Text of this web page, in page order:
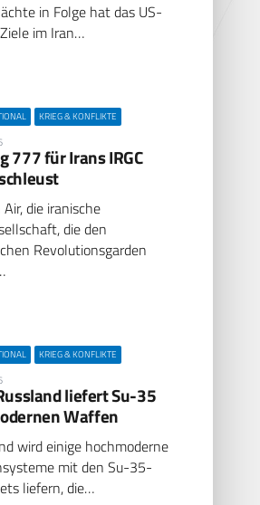
in Folge hat das US-
im Iran…
KRIEG & KONFLIKTE
777 für Irans IRGC
die iranische
die den
Revolutionsgarden
KRIEG & KONFLIKTE
liefert Su-35
Waffen
wird einige hochmoderne
mit den Su-35-
liefern, die…